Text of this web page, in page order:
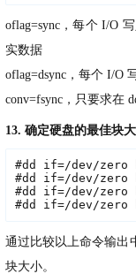
oflag=sync，每个 I/O
实数据
oflag=dsync，每个 I/O
conv=fsync，只要求在
13. 确定硬盘的最佳块
#dd if=/dev/zero
#dd if=/dev/zero
#dd if=/dev/zero
#dd if=/dev/zero
通过比较以上命令输出
块大小。